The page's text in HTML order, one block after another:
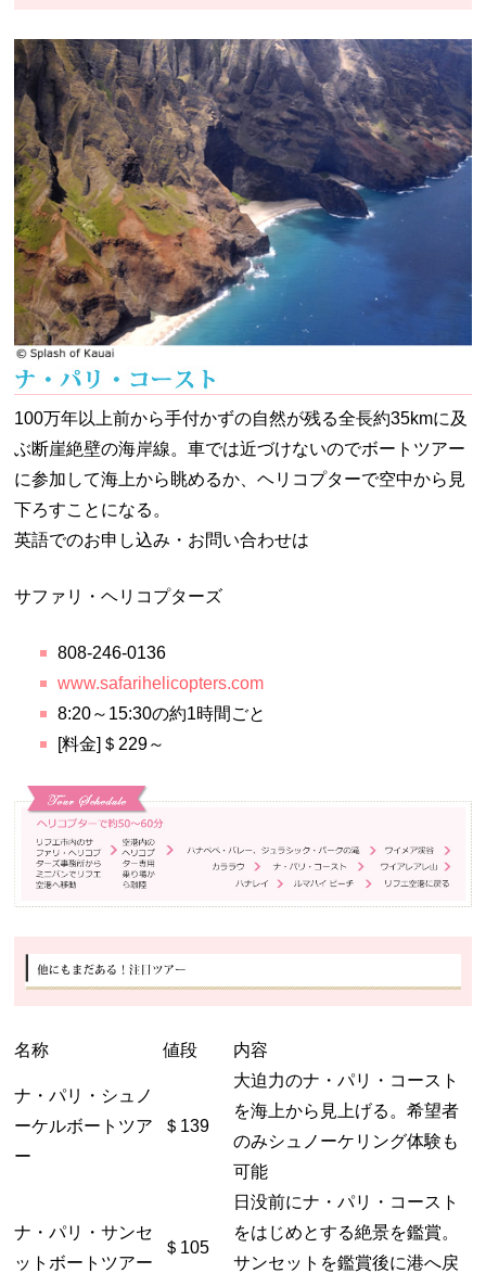
100万年以上前から手付かずの自然が残る全長約35kmに及
ぶ断崖絶壁の海岸線。車では近づけないのでボートツアー
に参加して海上から眺めるか、ヘリコプターで空中から見
下ろすことになる。
英語でのお申し込み・お問い合わせは
サファリ・ヘリコプターズ
808-246-0136
www.safarihelicopters.com
8:20～15:30の約1時間ごと
[料金]＄229～
名称 値段 内容
ナ・パリ・シュノ
ーケルボートツア
ー
＄139
大迫力のナ・パリ・コースト
を海上から見上げる。希望者
のみシュノーケリング体験も
可能
ナ・パリ・サンセ
ットボートツアー
＄105
日没前にナ・パリ・コースト
をはじめとする絶景を鑑賞。
サンセットを鑑賞後に港へ戻